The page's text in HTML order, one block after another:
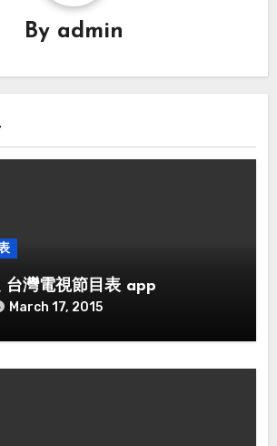
By admin
台灣電視節目表 app
March 17, 2015